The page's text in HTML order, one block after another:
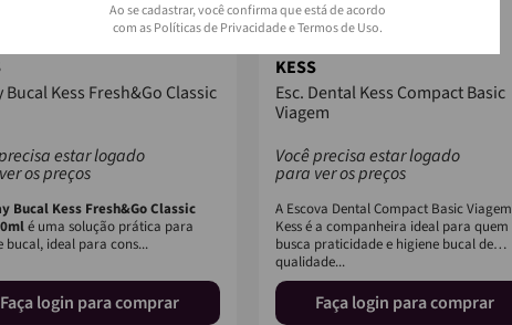
Ao se cadastrar, você confirma que está de acordo
com as Políticas de Privacidade e Termos de Uso.
Bucal Kess Fresh&Go Classic
estar logado
os preços
Bucal Kess Fresh&Go Classic
é uma solução prática para
bucal, ideal para cons...
Faça login para comprar
KESS
Esc. Dental Kess Compact Basic
Viagem
Você precisa estar logado
para ver os preços
A Escova Dental Compact Basic Viagem
Kess é a companheira ideal para quem
busca praticidade e higiene bucal de
qualidade...
Faça login para comprar